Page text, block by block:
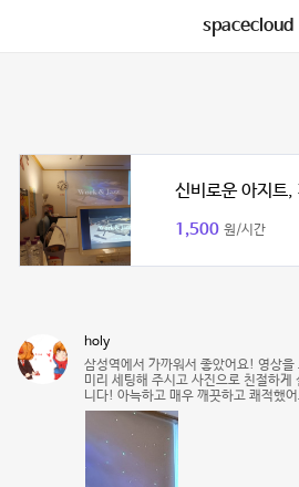
spacecloud
신비로운 아지트,
1,500 원/시간
holy
삼성역에서 가까워서 좋았어요! 영상을
미리 세팅해 주시고 사진으로 친절하
니다! 아늑하고 매우 깨끗하고 쾌적했